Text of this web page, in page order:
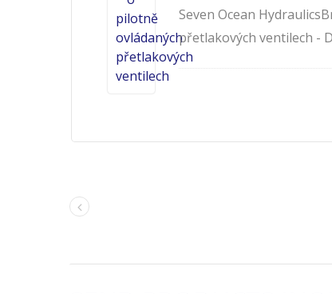
Seven Ocean
přetlakových ventilech -